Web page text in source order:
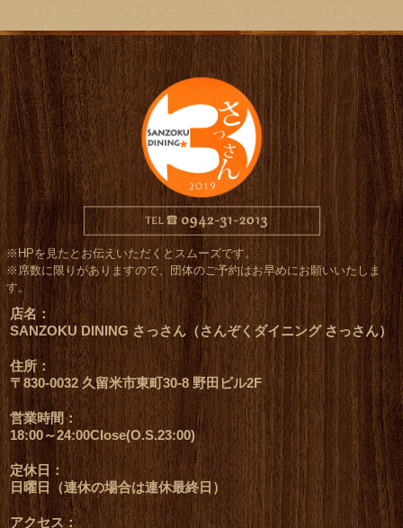
※HPを見たとお伝えいただくとスムーズです。
※席数に限りがありますので、団体のご予約はお早めにお願いいたしま
す。
店名：
SANZOKU DINING さっさん（さんぞくダイニング さっさん）
住所：
〒830-0032 久留米市東町30-8 野田ビル2F
営業時間：
18:00～24:00Close(O.S.23:00)
定休日：
日曜日（連休の場合は連休最終日）
アクセス：